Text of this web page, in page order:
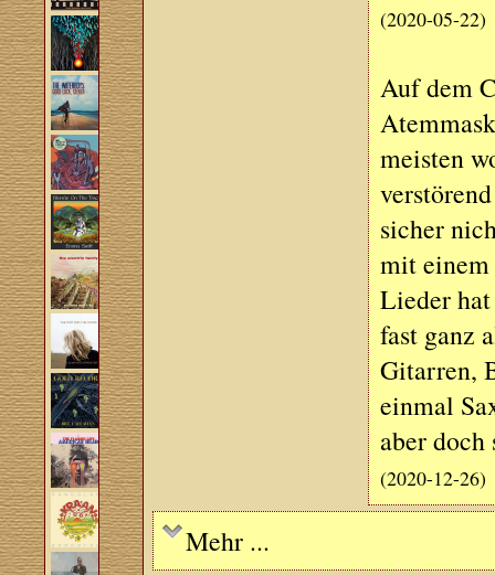
(2020-05-22)
Auf dem
meisten
sicher
mit einem
Lieder
fast ganz
Gitarren,
einmal
aber
(2020-12-26)
Mehr ...